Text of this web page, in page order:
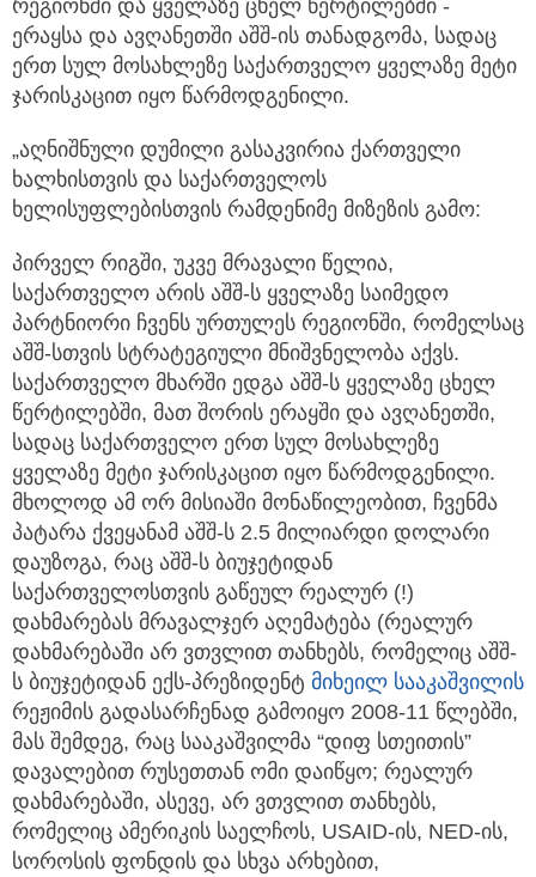
რეგიონში და ყველაზე ცხელ წერტილებში -
ერაყსა და ავღანეთში აშშ-ის თანადგომა, სადაც
ერთ სულ მოსახლეზე საქართველო ყველაზე მეტი
ჯარისკაცით იყო წარმოდგენილი.
„აღნიშნული დუმილი გასაკვირია ქართველი
ხალხისთვის და საქართველოს
ხელისუფლებისთვის რამდენიმე მიზეზის გამო:
პირველ რიგში, უკვე მრავალი წელია,
საქართველო არის აშშ-ს ყველაზე საიმედო
პარტნიორი ჩვენს ურთულეს რეგიონში, რომელსაც
აშშ-სთვის სტრატეგიული მნიშვნელობა აქვს.
საქართველო მხარში ედგა აშშ-ს ყველაზე ცხელ
წერტილებში, მათ შორის ერაყში და ავღანეთში,
სადაც საქართველო ერთ სულ მოსახლეზე
ყველაზე მეტი ჯარისკაცით იყო წარმოდგენილი.
მხოლოდ ამ ორ მისიაში მონაწილეობით, ჩვენმა
პატარა ქვეყანამ აშშ-ს 2.5 მილიარდი დოლარი
დაუზოგა, რაც აშშ-ს ბიუჯეტიდან
საქართველოსთვის გაწეულ რეალურ (!)
დახმარებას მრავალჯერ აღემატება (რეალურ
დახმარებაში არ ვთვლით თანხებს, რომელიც აშშ-
ს ბიუჯეტიდან ექს-პრეზიდენტ მიხეილ სააკაშვილის
რეჟიმის გადასარჩენად გამოიყო 2008-11 წლებში,
მას შემდეგ, რაც სააკაშვილმა “დიფ სთეითის”
დავალებით რუსეთთან ომი დაიწყო; რეალურ
დახმარებაში, ასევე, არ ვთვლით თანხებს,
რომელიც ამერიკის საელჩოს, USAID-ის, NED-ის,
სოროსის ფონდის და სხვა არხებით,